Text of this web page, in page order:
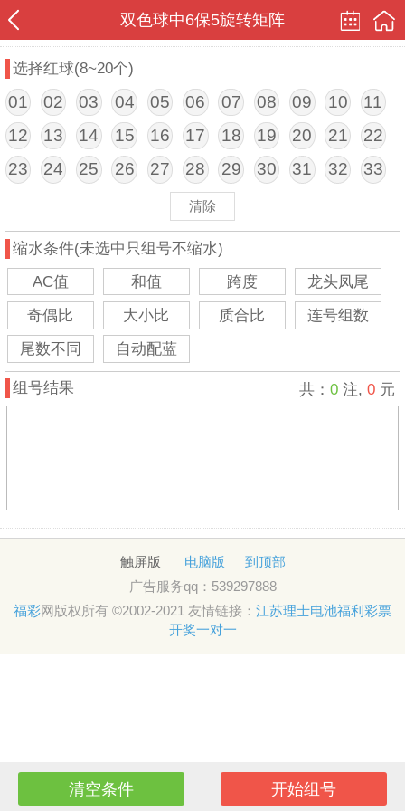
双色球中6保5旋转矩阵
选择红球(8~20个)
01 02 03 04 05 06 07 08 09 10
11
12
13 14 15 16 17 18 19 20 21
22
23
24 25 26 27 28 29 30 31 32 33
清除
缩水条件(未选中只组号不缩水)
AC值 和值 跨度 龙头凤尾
奇偶比 大小比 质合比 连号组数
尾数不同 自动配蓝
组号结果 共： 0 注, 0 元
清空条件 开始组号
触屏版 电脑版
到顶部
广告服务qq：539297888
福彩网版权所有 ©2002-2021 友情链接： 江苏理士电池福利彩票
开奖一对一